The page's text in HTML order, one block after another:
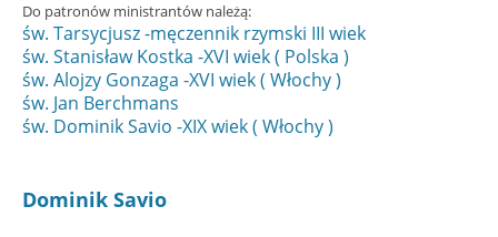
Do patronów ministrantów należą:
św. Tarsycjusz-męczennik rzymski III wiek
św. Stanisław Kostka -XVI wiek ( Polska )
św. Alojzy Gonzaga -XVI wiek ( Włochy )
św. Jan Berchmans
św. Dominik Savio -XIX wiek ( Włochy )
Dominik Savio